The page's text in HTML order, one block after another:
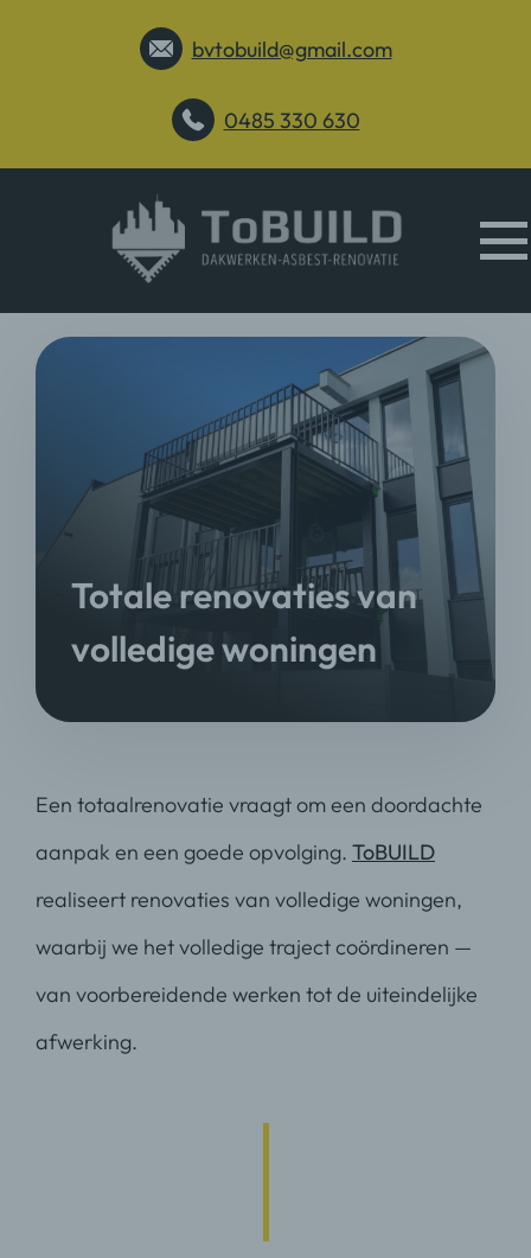
bvtobuild@gmail.com
0485 330 630
Totale renovaties van
volledige woningen
Een totaalrenovatie vraagt om een doordachte
aanpak en een goede opvolging. ToBUILD
realiseert renovaties van volledige woningen,
waarbij we het volledige traject coördineren —
van voorbereidende werken tot de uiteindelijke
afwerking.